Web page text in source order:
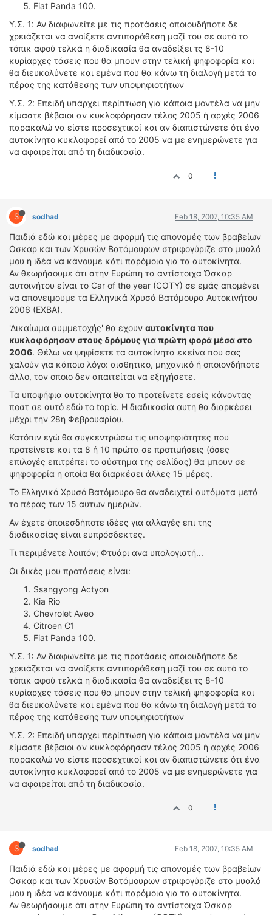
Fiat Panda 100.
Υ.Σ. 1: Αν διαφωνείτε με τις προτάσεις οποιουδήποτε δε
χρειάζεται να ανοίξετε αντιπαράθεση μαζί του σε αυτό το
τόπικ αφού τελκά η διαδικασία θα αναδείξει τς 8-10
κυρίαρχες τάσεις που θα μπουν στην τελική ψηφοφορία και
θα διευκολύνετε και εμένα που θα κάνω τη διαλογή μετά το
πέρας της κατάθεσης των υποψηφιοτήτων
Υ.Σ. 2: Επειδή υπάρχει περίπτωση για κάποια μοντέλα να μην
είμαστε βέβαιοι αν κυκλοφόρησαν τέλος 2005 ή αρχές 2006
παρακαλώ να είστε προσεχτικοί και αν διαπιστώνετε ότι ένα
αυτοκίνητο κυκλοφορεί από το 2005 να με ενημερώνετε για
να αφαιρείται από τη διαδικασία.
0
S sodhad Feb 18, 2007, 10:35 AM
Παιδιά εδώ και μέρες με αφορμή τις απονομές των βραβείων
Οσκαρ και των Χρυσών Βατόμουρων στριφογύριζε στο μυαλό
μου η ιδέα να κάνουμε κάτι παρόμοιο για τα αυτοκίνητα.
Αν θεωρήσουμε ότι στην Ευρώπη τα αντίστοιχα Όσκαρ
αυτοινήτου είναι το Car of the year (COTY) σε εμάς απομένει
να απονειμουμε τα Ελληνικά Χρυσά Βατόμουρα Αυτοκινήτου
2006 (ΕΧΒΑ).
'Δικαίωμα συμμετοχής' θα εχουν αυτοκίνητα που
κυκλοφόρησαν στους δρόμους για πρώτη φορά μέσα στο
2006. Θέλω να ψηφίσετε τα αυτοκίνητα εκείνα που σας
χαλούν για κάποιο λόγο: αισθητικο, μηχανικό ή οποιονδήποτε
άλλο, τον οποιο δεν απαιτείται να εξηγήσετε.
Τα υποψήφια αυτοκίνητα θα τα προτείνετε εσείς κάνοντας
ποστ σε αυτό εδώ το topic. Η διαδικασία αυτη θα διαρκέσει
μέχρι την 28η Φεβρουαρίου.
Κατόπιν εγώ θα συγκεντρώσω τις υποψηφιότητες που
προτείνετε και τα 8 ή 10 πρώτα σε προτιμήσεις (όσες
επιλογές επιτρέπει το σύστημα της σελίδας) θα μπουν σε
ψηφοφορία η οποία θα διαρκέσει άλλες 15 μέρες.
Το Ελληνικό Χρυσό Βατόμουρο θα αναδειχτεί αυτόματα μετά
το πέρας των 15 αυτων ημερών.
Αν έχετε όποιεσδήποτε ιδέες για αλλαγές επι της
διαδικασίας είναι ευπρόσδεκτες.
Τι περιμένετε λοιπόν; Φτυάρι ανα υπολογιστή...
Οι δικές μου προτάσεις είναι:
Ssangyong Actyon
Kia Rio
Chevrolet Aveo
Citroen C1
Fiat Panda 100.
Υ.Σ. 1: Αν διαφωνείτε με τις προτάσεις οποιουδήποτε δε
χρειάζεται να ανοίξετε αντιπαράθεση μαζί του σε αυτό το
τόπικ αφού τελκά η διαδικασία θα αναδείξει τς 8-10
κυρίαρχες τάσεις που θα μπουν στην τελική ψηφοφορία και
θα διευκολύνετε και εμένα που θα κάνω τη διαλογή μετά το
πέρας της κατάθεσης των υποψηφιοτήτων
Υ.Σ. 2: Επειδή υπάρχει περίπτωση για κάποια μοντέλα να μην
είμαστε βέβαιοι αν κυκλοφόρησαν τέλος 2005 ή αρχές 2006
παρακαλώ να είστε προσεχτικοί και αν διαπιστώνετε ότι ένα
αυτοκίνητο κυκλοφορεί από το 2005 να με ενημερώνετε για
να αφαιρείται από τη διαδικασία.
0
S sodhad Feb 18, 2007, 10:35 AM
Παιδιά εδώ και μέρες με αφορμή τις απονομές των βραβείων
Οσκαρ και των Χρυσών Βατόμουρων στριφογύριζε στο μυαλό
μου η ιδέα να κάνουμε κάτι παρόμοιο για τα αυτοκίνητα.
Αν θεωρήσουμε ότι στην Ευρώπη τα αντίστοιχα Όσκαρ
ΠΩΛΗΣΕΙΣ
ΠΡΟΣΦΟΡΕΣ
ΜΕΤΑΧΕΙΡΙΣΜΕΝΑ
2ΤΡΟΧΟΙ
ΟΔΗΓΟΥΜΕ
ΕΠΙΚΑΙΡΟΤΗΤΑ
ΑΓΩΝΕΣ
CLASSIC